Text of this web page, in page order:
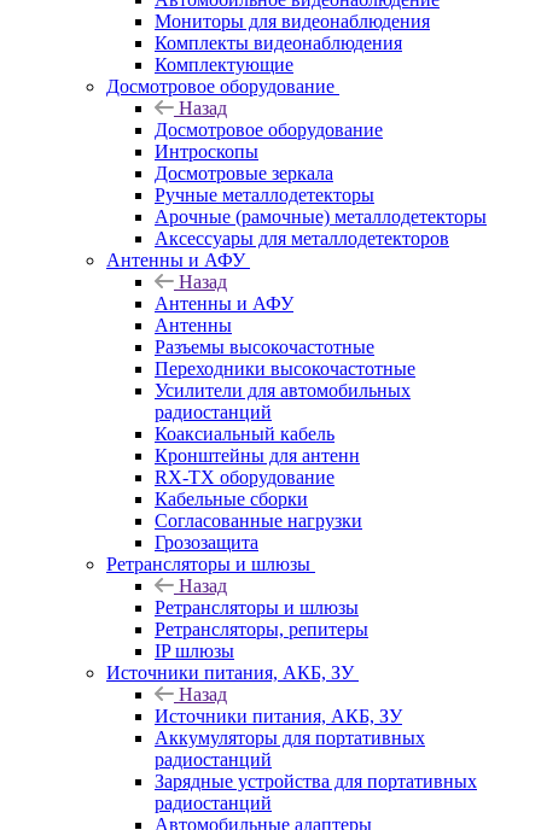
Мониторы для видеонаблюдения
Комплекты видеонаблюдения
Комплектующие
Досмотровое оборудование
Назад
Досмотровое оборудование
Интроскопы
Досмотровые зеркала
Ручные металлодетекторы
Арочные (рамочные) металлодетекторы
Аксессуары для металлодетекторов
Антенны и АФУ
Назад
Антенны и АФУ
Антенны
Разъемы высокочастотные
Переходники высокочастотные
Усилители для автомобильных
радиостанций
Коаксиальный кабель
Кронштейны для антенн
RX-TX оборудование
Кабельные сборки
Согласованные нагрузки
Грозозащита
Ретрансляторы и шлюзы
Назад
Ретрансляторы и шлюзы
Ретрансляторы, репитеры
IP шлюзы
Источники питания, АКБ, ЗУ
Назад
Источники питания, АКБ, ЗУ
Аккумуляторы для портативных
радиостанций
Зарядные устройства для портативных
радиостанций
Автомобильные адаптеры